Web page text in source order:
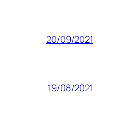
20/09/2021
19/08/2021